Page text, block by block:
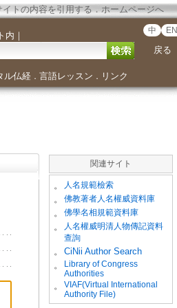
イトの内容を引用する．ホームページへ
内 ｜ 中 EN
戻る
ル仏経． 言語レッスン ． リンク
関連サイト
。 人名規範檢索
。 佛教著者人名權威資料庫
。 佛學名相規範資料庫
。
人名權威明清人物傳記資料
查詢
。
CiNii Author Search
。
Library of Congress
Authorities
。
VIAF(Virtual International
Authority File)